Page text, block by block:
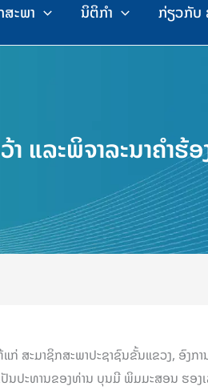
ະພາ ນິຕິກຳ ກ່ຽວກັບ
ແລະພິຈາລະນາຄຳຮ້
ສະມາຊິກສະພາປະຊາຊົນຂັ້ນແຂວງ, ອົງ
ປະທານຂອງທ່ານ ບຸນມີ ພິມມະສອນ ຮອ